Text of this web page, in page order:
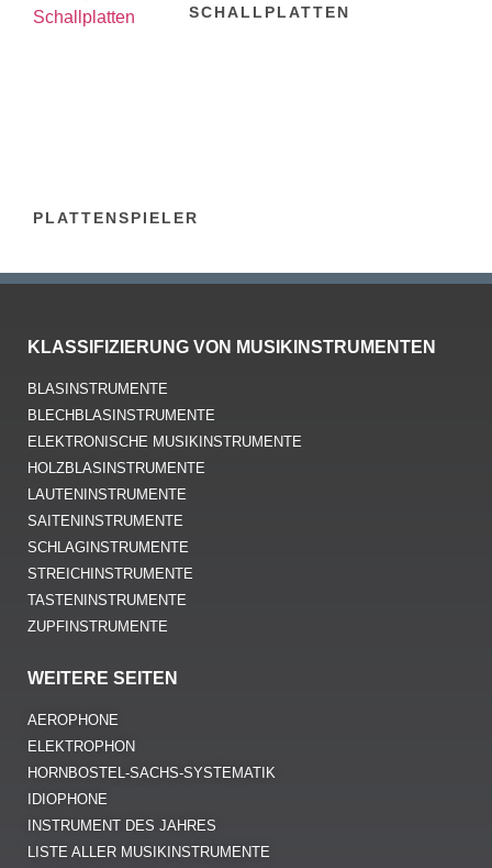
SCHALLPLATTEN
PLATTENSPIELER
KLASSIFIZIERUNG VON MUSIKINSTRUMENTEN
BLASINSTRUMENTE
BLECHBLASINSTRUMENTE
ELEKTRONISCHE MUSIKINSTRUMENTE
HOLZBLASINSTRUMENTE
LAUTENINSTRUMENTE
SAITENINSTRUMENTE
SCHLAGINSTRUMENTE
STREICHINSTRUMENTE
TASTENINSTRUMENTE
ZUPFINSTRUMENTE
WEITERE SEITEN
AEROPHONE
ELEKTROPHON
HORNBOSTEL-SACHS-SYSTEMATIK
IDIOPHONE
INSTRUMENT DES JAHRES
LISTE ALLER MUSIKINSTRUMENTE